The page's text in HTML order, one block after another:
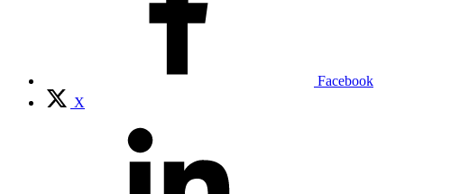
Facebook
X